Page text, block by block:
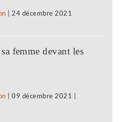
24 décembre 2021
femme devant les
|09 décembre 2021